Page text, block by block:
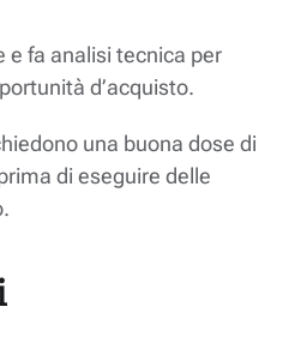
e fa analisi tecnica per
d’acquisto.
una buona dose di
di eseguire delle